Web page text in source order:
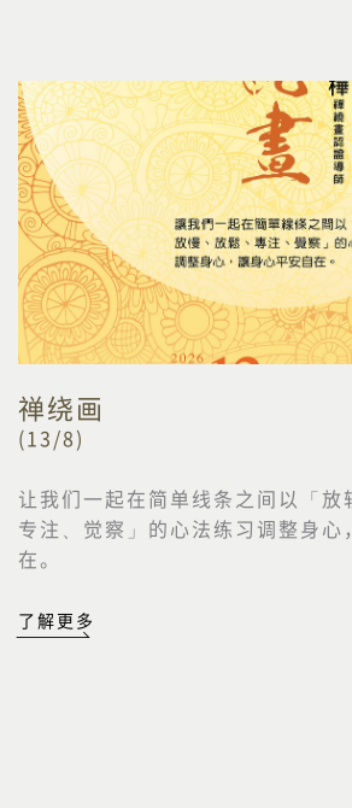
禅绕画
(13/8)
让我们一起在简单线条之间以「放
专注、觉察」的心法练习调整身心
在。
了解更多